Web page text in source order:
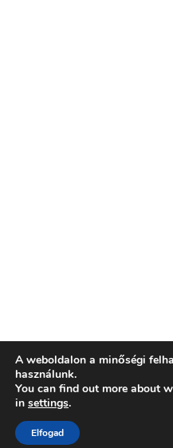
A weboldalon a minőségi
használunk.
You can find out more about
in settings.
Elfogad